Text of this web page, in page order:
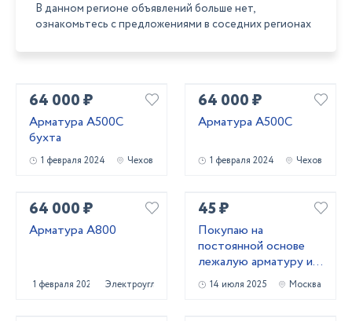
В данном регионе объявлений больше нет,
ознакомьтесь с предложениями в соседних регионах
64 000 ₽
Арматура А500С
бухта
1 февраля 2024 Чехов
64 000 ₽
Арматура А500С
1 февраля 2024 Чехов
64 000 ₽
Арматура А800
1 февраля 2024 Электроугли
45 ₽
Покупаю на
постоянной основе
лежалую арматуру и
металлопрокат!
Самовывоз
14 июля 2025 Москва